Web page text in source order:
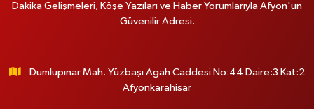
Dakika Gelişmeleri, Köşe Yazıları ve Haber Yorumlarıyla Afyon'un
Güvenilir Adresi.
Dumlupınar Mah. Yüzbaşı Agah Caddesi No:44 Daire:3 Kat:2
Afyonkarahisar